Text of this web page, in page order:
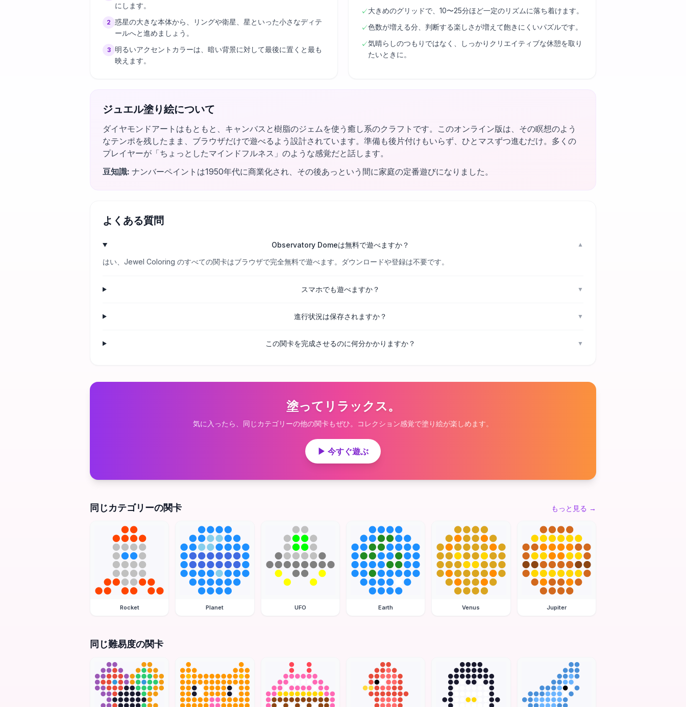
にします。
2 惑星の大きな本体から、リングや衛星、星といった小さなディテ
ールへと進めましょう。
3
明るいアクセントカラーは、暗い背景に対して最後に置くと最も
映えます。
✓大きめのグリッドで、10〜25分ほど一定のリズムに落ち着けます。
✓色数が増える分、判断する楽しさが増えて飽きにくいパズルです。
✓気晴らしのつもりではなく、しっかりクリエイティブな休憩を取り
たいときに。
ジュエル塗り絵について
ダイヤモンドアートはもともと、キャンバスと樹脂のジェムを使う癒し系のクラフトです。このオンライン版は、その瞑想のよう
なテンポを残したまま、ブラウザだけで遊べるよう設計されています。準備も後片付けもいらず、ひとマスずつ進むだけ。多くの
プレイヤーが「ちょっとしたマインドフルネス」のような感覚だと話します。
豆知識: ナンバーペイントは1950年代に商業化され、その後あっという間に家庭の定番遊びになりました。
よくある質問
Observatory Domeは無料で遊べますか？ ▼
はい、Jewel Coloring のすべての関卡はブラウザで完全無料で遊べます。ダウンロードや登録は不要です。
スマホでも遊べますか？ ▼
進行状況は保存されますか？ ▼
この関卡を完成させるのに何分かかりますか？ ▼
塗ってリラックス。
気に入ったら、同じカテゴリーの他の関卡もぜひ。コレクション感覚で塗り絵が楽しめます。
▶ 今すぐ遊ぶ
同じカテゴリーの関卡 もっと見る →
Rocket Planet UFO Earth Venus Jupiter
同じ難易度の関卡